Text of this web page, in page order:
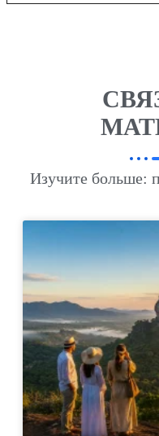
Изучите больше: